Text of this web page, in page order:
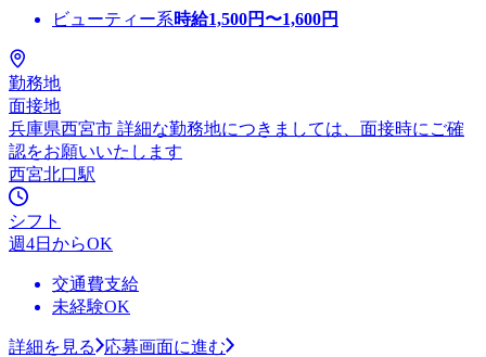
ビューティー系時給1,500円〜1,600円
勤務地
面接地
兵庫県西宮市 詳細な勤務地につきましては、面接時にご確
認をお願いいたします
西宮北口駅
シフト
週4日からOK
交通費支給
未経験OK
詳細を見る
応募画面に進む